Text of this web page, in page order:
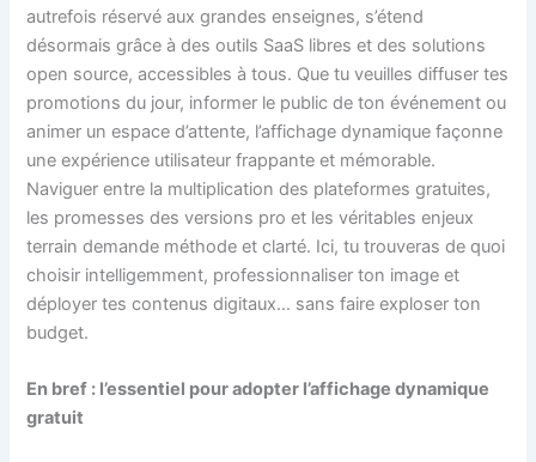
autrefois réservé aux grandes enseignes, s’étend
désormais grâce à des outils SaaS libres et des solutions
open source, accessibles à tous. Que tu veuilles diffuser tes
promotions du jour, informer le public de ton événement ou
animer un espace d’attente, l’affichage dynamique façonne
une expérience utilisateur frappante et mémorable.
Naviguer entre la multiplication des plateformes gratuites,
les promesses des versions pro et les véritables enjeux
terrain demande méthode et clarté. Ici, tu trouveras de quoi
choisir intelligemment, professionnaliser ton image et
déployer tes contenus digitaux… sans faire exploser ton
budget.
En bref : l’essentiel pour adopter l’affichage dynamique
gratuit